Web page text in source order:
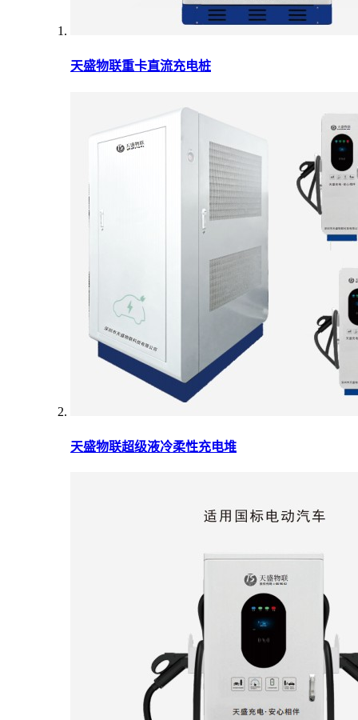
天盛物联重卡直流充电桩
天盛物联超级液冷柔性充电堆